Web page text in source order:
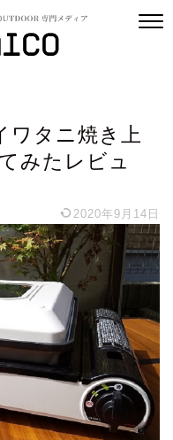
ワタニ焼き上
みたレビュ
2020年9月14日